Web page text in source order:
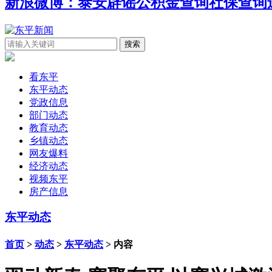
看东平
东平动态
党政信息
部门动态
教育动态
乡镇动态
网友爆料
经济动态
视频东平
房产信息
东平动态
首页 > 动态 > 东平动态 > 内容